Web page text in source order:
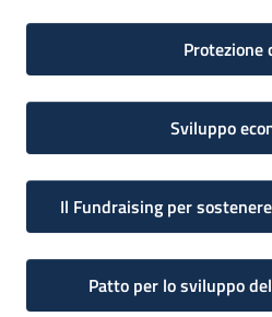
Protezione
Sviluppo
Il Fundraising per
Patto per lo sviluppo